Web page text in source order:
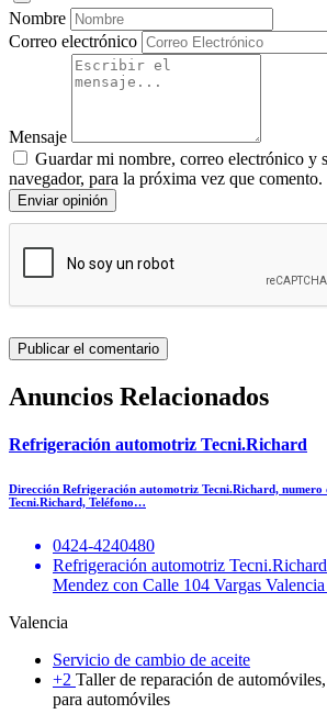
Nombre
Correo electrónico
Mensaje
Guardar mi nombre, correo electrónico y
navegador, para la próxima vez que comento.
Enviar opinión
Anuncios Relacionados
Refrigeración automotriz Tecni.Richard
Dirección Refrigeración automotriz Tecni.Richard,
Tecni.Richard, Teléfono…
0424-4240480
Refrigeración automotriz
Mendez con Calle 104 Vargas Valencia
Valencia
Servicio de cambio de aceite
+2 Taller de reparación de
para automóviles